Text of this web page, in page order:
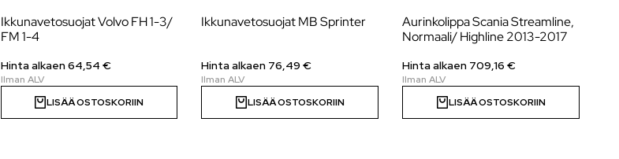
Ikkunavetosuojat Volvo FH 1-3/
FM 1-4
Hinta alkaen 64,54 €
LISÄÄ OSTOSKORIIN
Ikkunavetosuojat MB Sprinter
Hinta alkaen 76,49€
LISÄÄ OSTOSKORIIN
Aurinkolippa Scania Streamline,
Normaali/ Highline 2013-2017
Hinta alkaen 709,16 €
LISÄÄ OSTOSKORIIN